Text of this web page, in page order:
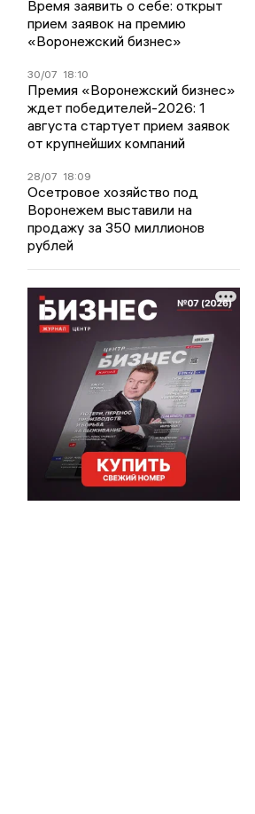
Время заявить о себе: открыт
прием заявок на премию
«Воронежский бизнес»
30/07 18:10
Премия «Воронежский бизнес»
ждет победителей-2026: 1
августа стартует прием заявок
от крупнейших компаний
28/07 18:09
Осетровое хозяйство под
Воронежем выставили на
продажу за 350 миллионов
рублей